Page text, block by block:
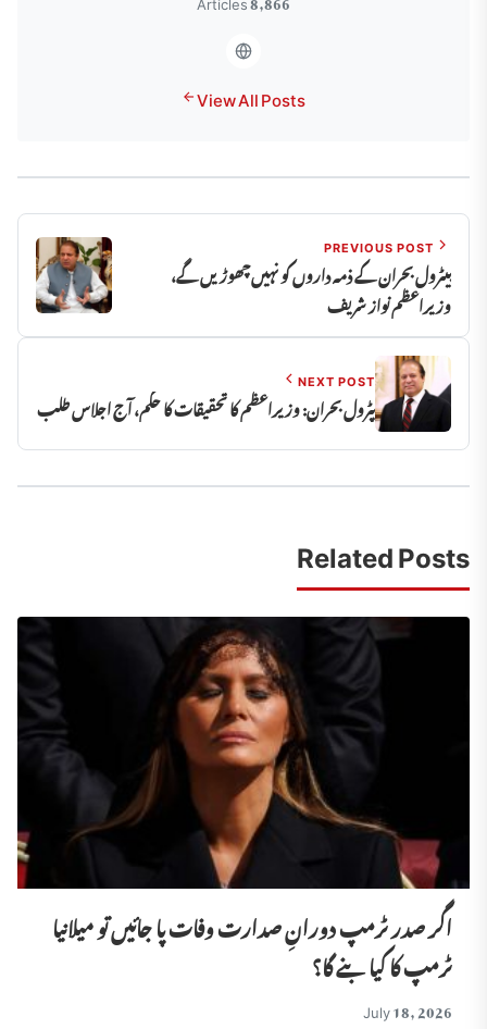
View All Posts
PREVIOUS POST
پیٹرول بحران کے ذمہ داروں کو نہیں چھوڑیں گے،
وزیراعظم نواز شریف
NEXT POST
پٹرول بحران: وزیراعظم کا تحقیقات کا حکم، آج اجلاس طلب
Related Posts
اگر صدر ٹرمپ دورانِ صدارت وفات پا جائیں تو میلانیا
ٹرمپ کا کیا بنے گا؟
July 18, 2026